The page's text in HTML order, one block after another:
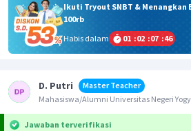
Ikuti Tryout SNBT & Menangkan
100rb
Habis dalam
01 :02 :07 :46
D. Putri
Master Teacher
Mahasiswa/Alumni Universitas Negeri
Jawaban terverifikasi